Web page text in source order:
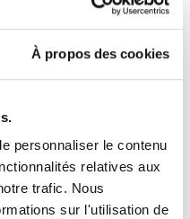
À propos des cookies
personnaliser le contenu
relatives aux
trafic. Nous
sur l'utilisation de
internationale
dans76 pays